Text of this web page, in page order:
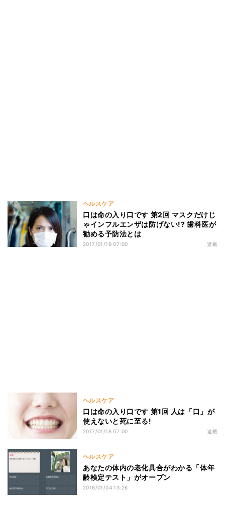
ヘルスケア
口は命の入り口です 第2回 マスクだけじ
ゃインフルエンザは防げない!? 歯科医が
勧める予防法とは
2017/01/19 07:00 連載
ヘルスケア
口は命の入り口です 第1回 人は「口」が
使えないと死に至る!
2017/01/18 07:00 連載
ヘルスケア
あなたの体内の老化具合がわかる「体年
齢検定テスト」がオープン
2016/01/04 13:26